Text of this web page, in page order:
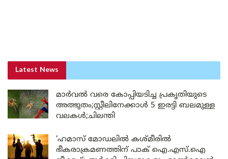
Latest News
മാർവൽ വരെ കോപ്പിയടിച്ച പ്രകൃതിയുടെ
അത്ഭുതം;സ്റ്റീലിനേക്കാൾ 5 ഇരട്ടി ബലമുള്ള
വലകൾ;ചിലന്തി
‘ഹമാസ് മോഡലിൽ കശ്മീരിൽ
ഭീകരാക്രമണത്തിന് പാക് ഐ.എസ്.ഐ